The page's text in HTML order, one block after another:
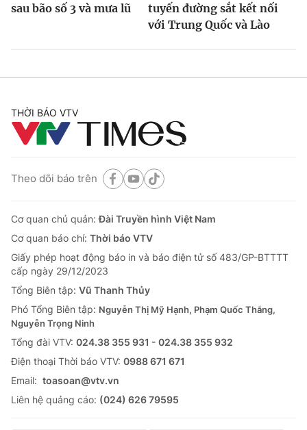
sau bão số 3 và mưa lũ
tuyến đường sắt kết nối
với Trung Quốc và Lào
THỜI BÁO VTV
Theo dõi báo trên
Cơ quan chủ quản:Đài Truyền hình Việt Nam
Cơ quan báo chí: Thời báo VTV
Giấy phép hoạt động báo in và báo điện tử số 483/GP-BTTTT
cấp ngày 29/12/2023
Tổng Biên tập: Vũ Thanh Thủy
Phó Tổng Biên tập: Nguyễn Thị Mỹ Hạnh, Phạm Quốc Thắng,
Nguyễn Trọng Ninh
Tổng đài VTV: 024.38 355 931 - 024.38 355 932
Ðiện thoại Thời báo VTV: 0988 671 671
Email: toasoan@vtv.vn
Liên hệ quảng cáo: (024) 626 79595